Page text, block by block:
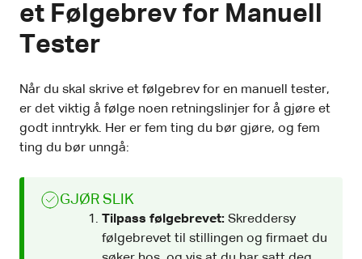
et Følgebrev for Manuell
Tester
Når du skal skrive et følgebrev for en manuell tester,
er det viktig å følge noen retningslinjer for å gjøre et
godt inntrykk. Her er fem ting du bør gjøre, og fem
ting du bør unngå:
GJØR SLIK
Tilpass følgebrevet: Skreddersy
følgebrevet til stillingen og firmaet du